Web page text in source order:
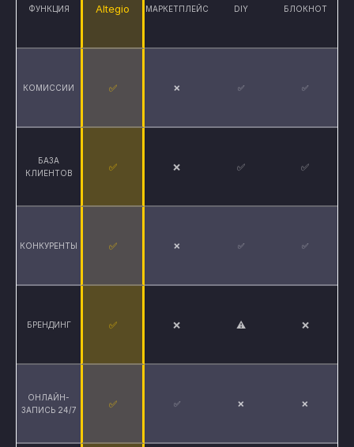
ФУНКЦИЯ Altegio МАРКЕТПЛЕЙС DIY БЛОКНОТ
КОМИССИИ ✅ ❌ ✅ ✅
БАЗА
КЛИЕНТОВ
✅ ❌ ✅ ✅
КОНКУРЕНТЫ ✅ ❌ ✅ ✅
БРЕНДИНГ ✅ ❌ ⚠ ❌
ОНЛАЙН-
ЗАПИСЬ 24/7
✅ ✅ ❌ ❌